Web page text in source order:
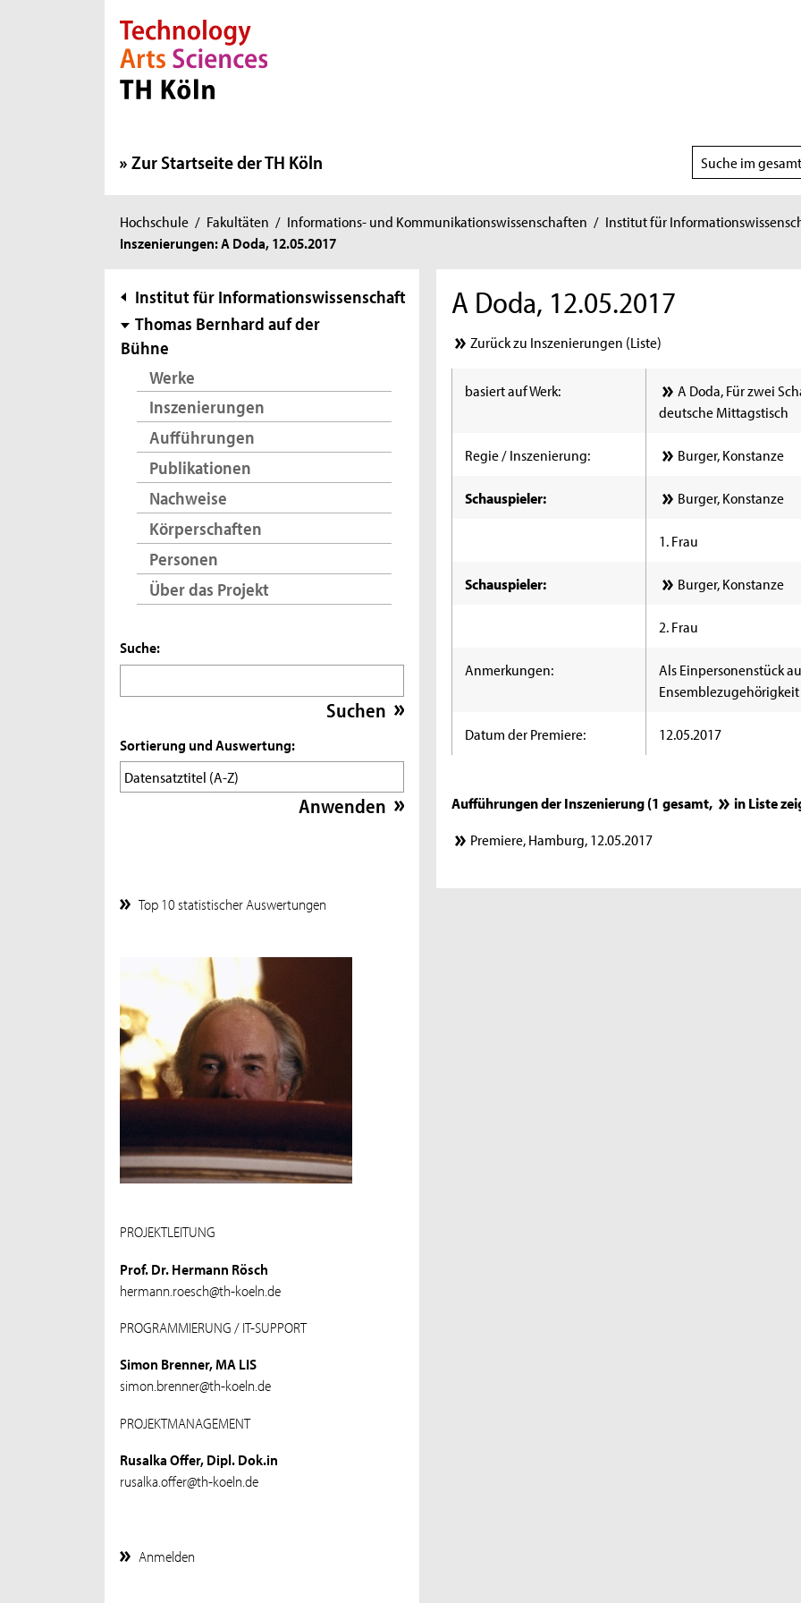
Direkt zur Hauptnavigation
Direkt zur Subnavigation
Direkt zum Inhalt
Direkt zum Fußbereich
Zur Startseite der TH Köln
Suchbereich
wählen
Sie
sind
Hochschule / Fakultäten / Informations- und Kommunikationswissenschaften / Institut für
Inszenierungen: A Doda, 12.05.2017
Subnavigation
Institut für Informationswissenschaft
Thomas Bernhard auf der
Bühne
Werke
Inszenierungen
Aufführungen
Publikationen
Nachweise
Körperschaften
Personen
Über das Projekt
Suche:
Sortierung und Auswertung:
Top 10 statistischer Auswertungen
PROJEKTLEITUNG
Prof. Dr. Hermann Rösch
hermann.roesch@th-koeln.de
PROGRAMMIERUNG / IT-SUPPORT
Simon Brenner, MA LIS
simon.brenner@th-koeln.de
PROJEKTMANAGEMENT
Rusalka Offer, Dipl. Dok.in
rusalka.offer@th-koeln.de
Anmelden
A Doda, 12.05.2017
Zurück zu Inszenierungen (Liste)
basiert auf Werk:
A Doda, Für zwei
deutsche Mittagstisch
Regie / Inszenierung: Burger, Konstanze
Schauspieler: Burger, Konstanze
1. Frau
Schauspieler: Burger, Konstanze
2. Frau
Anmerkungen:
Als Einpersonenstück
Ensemblezugehörigkeit
Datum der Premiere: 12.05.2017
Aufführungen der Inszenierung (1 gesamt, in Liste
Premiere, Hamburg, 12.05.2017